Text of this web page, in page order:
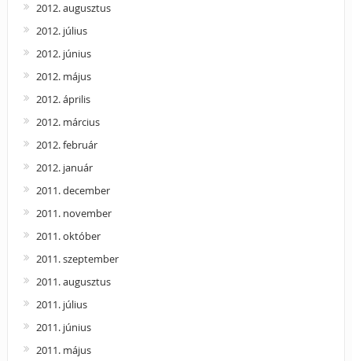
2012. augusztus
2012. július
2012. június
2012. május
2012. április
2012. március
2012. február
2012. január
2011. december
2011. november
2011. október
2011. szeptember
2011. augusztus
2011. július
2011. június
2011. május